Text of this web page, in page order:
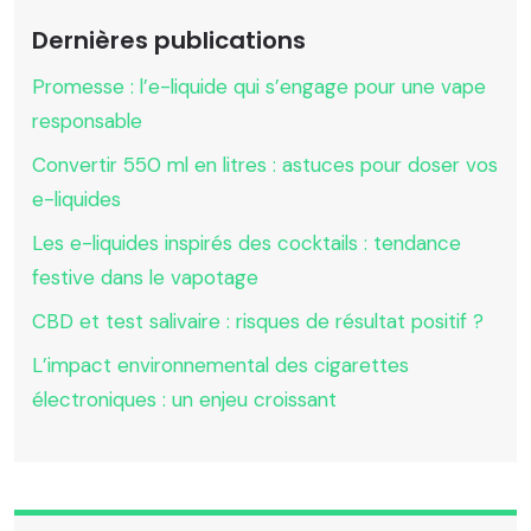
Dernières publications
Promesse : l’e-liquide qui s’engage pour une vape
responsable
Convertir 550 ml en litres : astuces pour doser vos
e-liquides
Les e-liquides inspirés des cocktails : tendance
festive dans le vapotage
CBD et test salivaire : risques de résultat positif ?
L’impact environnemental des cigarettes
électroniques : un enjeu croissant